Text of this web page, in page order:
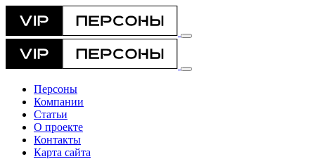
Персоны
Компании
Статьи
О проекте
Контакты
Карта сайта